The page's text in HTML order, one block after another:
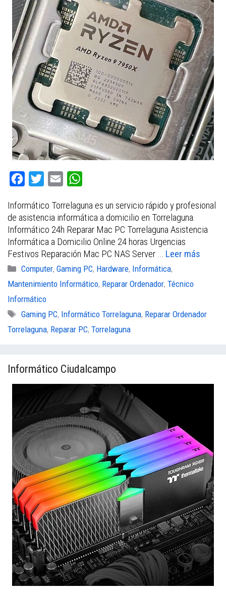
c
e
b
o
o
k
i
t
t
e
r
a
i
l
a
t
s
A
p
p
Informático Torrelaguna es un servicio rápido y profesional
de asistencia informática a domicilio en Torrelaguna.
Informático 24h Reparar Mac PC Torrelaguna Asistencia
Informática a Domicilio Online 24 horas Urgencias
Festivos Reparación Mac PC NAS Server … Leer más
Categorías
Computer,Gaming PC, Hardware, Informática,
Mantenimiento Informático, Reparar Ordenador, Técnico
Informático
Etiquetas
Gaming PC, Informático Torrelaguna, Reparar Ordenador
Torrelaguna, Reparar PC, Torrelaguna
Informático Ciudalcampo